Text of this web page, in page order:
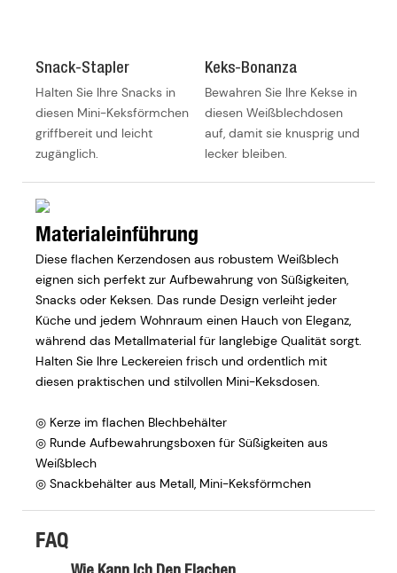
Snack-Stapler
Halten Sie Ihre Snacks in
diesen Mini-Keksförmchen
griffbereit und leicht
zugänglich.
Keks-Bonanza
Bewahren Sie Ihre Kekse in
diesen Weißblechdosen
auf, damit sie knusprig und
lecker bleiben.
Materialeinführung
Diese flachen Kerzendosen aus robustem Weißblech
eignen sich perfekt zur Aufbewahrung von Süßigkeiten,
Snacks oder Keksen. Das runde Design verleiht jeder
Küche und jedem Wohnraum einen Hauch von Eleganz,
während das Metallmaterial für langlebige Qualität sorgt.
Halten Sie Ihre Leckereien frisch und ordentlich mit
diesen praktischen und stilvollen Mini-Keksdosen.
◎ Kerze im flachen Blechbehälter
◎ Runde Aufbewahrungsboxen für Süßigkeiten aus
Weißblech
◎ Snackbehälter aus Metall, Mini-Keksförmchen
FAQ